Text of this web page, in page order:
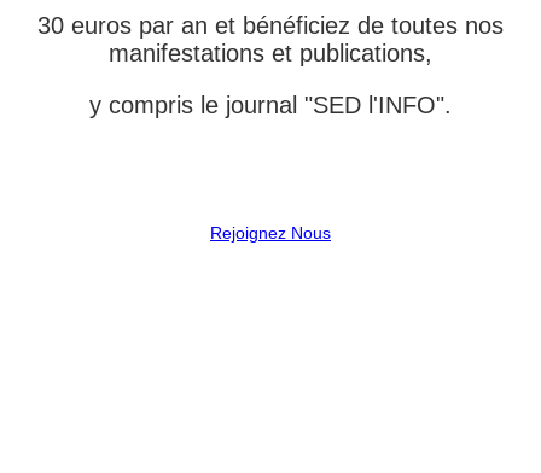
30 euros par an et bénéficiez de toutes nos
manifestations et publications,
y compris le journal "SED l'INFO".
Rejoignez Nous